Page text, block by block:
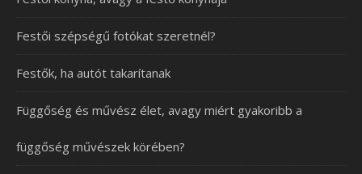
Festői szépségű fotókat szeretnél?
Festők, ha autót takarítanak
Függőség és művész élet, avagy miért gyakoribb a
függőség művészek körében?